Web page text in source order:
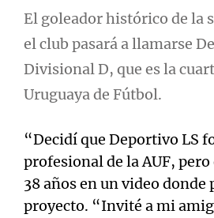
El goleador histórico de la
el club pasará a llamarse
Divisional D, que es la
Uruguaya de Fútbol.
“Decidí que Deportivo LS
profesional de la AUF,
38 años en un video
proyecto. “Invité a mi